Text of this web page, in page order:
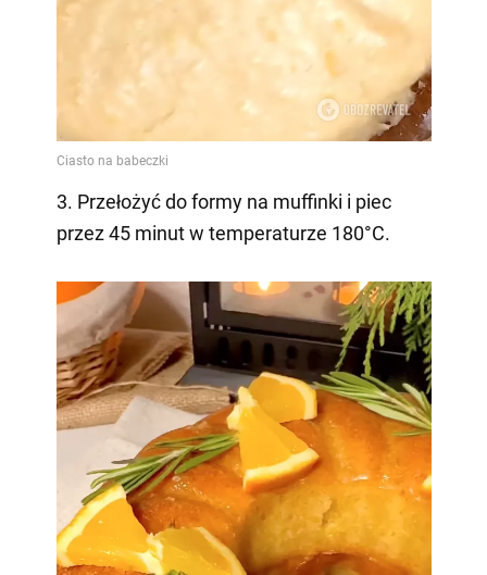
3. Przełożyć do formy na muffinki i piec
przez 45 minut w temperaturze 180°C.